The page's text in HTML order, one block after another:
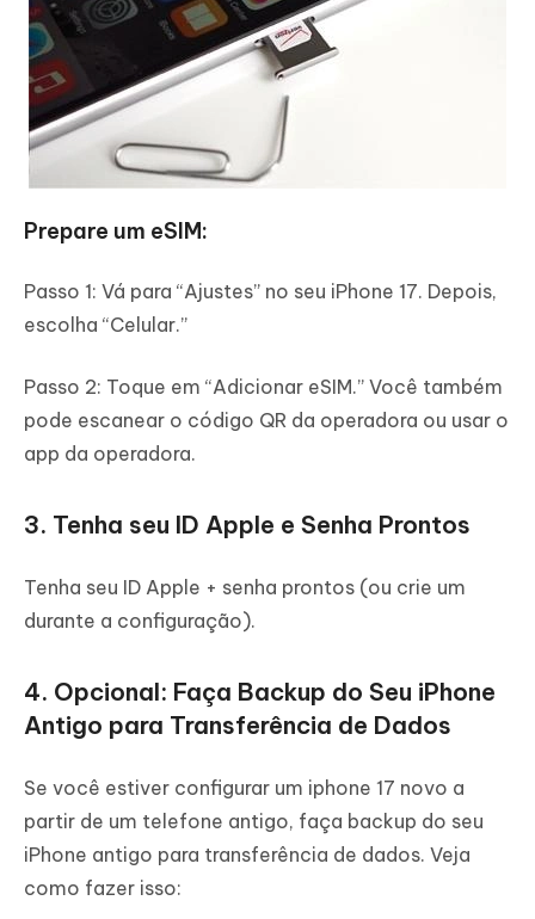
Prepare um eSIM:
Passo 1: Vá para “Ajustes” no seu iPhone 17. Depois,
escolha “Celular.”
Passo 2: Toque em “Adicionar eSIM.” Você também
pode escanear o código QR da operadora ou usar o
app da operadora.
3. Tenha seu ID Apple e Senha Prontos
Tenha seu ID Apple + senha prontos (ou crie um
durante a configuração).
4. Opcional: Faça Backup do Seu iPhone
Antigo para Transferência de Dados
Se você estiver configurar um iphone 17 novo a
partir de um telefone antigo, faça backup do seu
iPhone antigo para transferência de dados. Veja
como fazer isso: